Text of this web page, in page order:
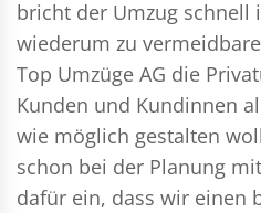
bricht der Umzug schnell
wiederum zu
Top Umzüge AG die
Kunden und Kundinnen
wie möglich gestalten
schon bei der Planung
dafür ein, dass wir einen